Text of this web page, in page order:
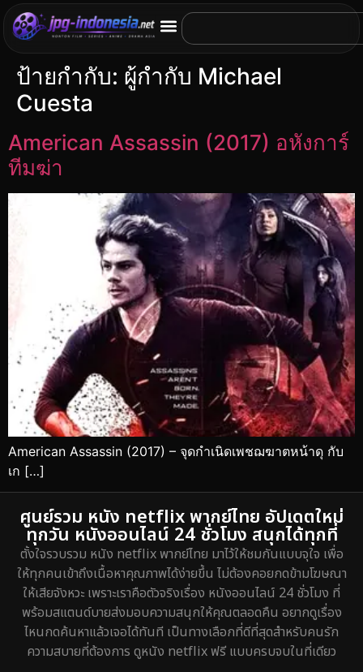
ป้ายกำกับ: ผู้กำกับ Michael
Cuesta
American Assassin (2017) อหังการ์
ทีมฆ่า
American Assassin (2017) – จุดกำเนิดเพชฌฆาตหน้าดุ กับ
เก […]
ศูนย์รวม หนัง netflix พากย์ไทย อัปเดตใหม่
ทุกวัน หนังออนไลน์ 24 ชั่วโมง สนุกได้ทุกที่
ตั้งใจรวบรวม หนัง netflix พากย์ไทย มาไว้ให้ชมกันแบบจุใจ เพื่อ
ให้ทุกคนเข้าถึงเนื้อหาคุณภาพได้ง่ายขึ้น ไม่ต้องคอยกดข้ามโฆษณา
ให้เสียจังหวะ เพราะเราคือตัวจริงเรื่อง หนังออนไลน์ 24 ชั่วโมง ที่
พร้อมสแตนด์บายส่งมอบความสนุกให้คุณตลอดคืน อยากดูเรื่อง
ไหนกดค้นหาแล้วเจอได้ทันที เป็นทางเลือกที่ดีที่สุดสำหรับคนรัก
ความสบายที่ต้องการ ดูหนัง netflix ฟรี แบบครบจบในที่เดียว